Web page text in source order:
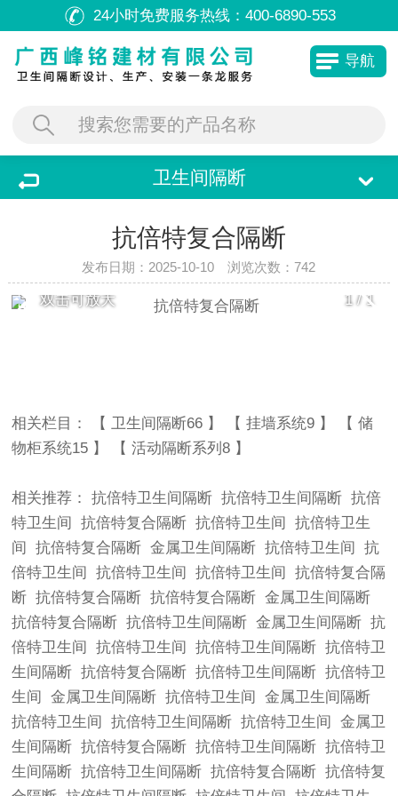
24小时免费服务热线： 400-6890-553
导航
卫生间隔断
抗倍特复合隔断
发布日期：2025-10-10 浏览次数：742
1/ 1
双击可放大
相关栏目： 【 卫生间隔断66 】 【 挂墙系统9 】 【 储
物柜系统15 】 【 活动隔断系列8 】
相关推荐：抗倍特卫生间隔断 抗倍特卫生间隔断 抗倍
特卫生间
抗倍特复合隔断 抗倍特卫生间
抗倍特卫生
间
抗倍特复合隔断 金属卫生间隔断 抗倍特卫生间
抗
倍特卫生间
抗倍特卫生间 抗倍特卫生间
抗倍特复合隔
断 抗倍特复合隔断 抗倍特复合隔断 金属卫生间隔断
抗倍特复合隔断 抗倍特卫生间隔断 金属卫生间隔断 抗
倍特卫生间
抗倍特卫生间 抗倍特卫生间隔断 抗倍特卫
生间隔断 抗倍特复合隔断 抗倍特卫生间隔断 抗倍特卫
生间
金属卫生间隔断 抗倍特卫生间
金属卫生间隔断
抗倍特卫生间
抗倍特卫生间隔断 抗倍特卫生间
金属卫
生间隔断 抗倍特复合隔断 抗倍特卫生间隔断 抗倍特卫
生间隔断 抗倍特卫生间隔断 抗倍特复合隔断 抗倍特复